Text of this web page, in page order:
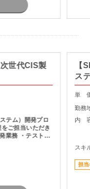
世代CIS製
テム）開発プロ
ご担当いただき
業務 ・テスト実
の開発 ・結合工
【
ス
単
勤務
内
スキ
担当